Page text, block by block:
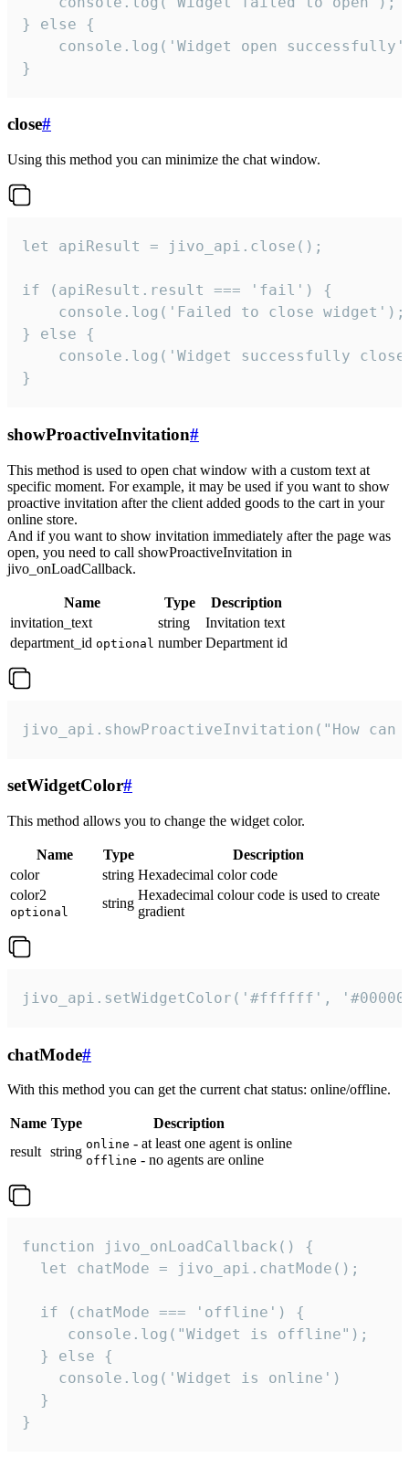
} else {
console.log('Widget open
}
close#
Using this method you can minimize the chat window.
let apiResult = jivo_api.close();
if (apiResult.result === 'fail') {
    console.log('Failed to close widget');
} else {
console.log('Widget successfully
}
showProactiveInvitation#
This method is used to open chat window with a custom text at
specific moment. For example, it may be used if you want to show
proactive invitation after the client added goods to the cart in your
online store.
And if you want to show invitation immediately after the page was
open, you need to call showProactiveInvitation in
jivo_onLoadCallback.
Name Type
Description
invitation_text
string
Invitation text
department_id optional number Department id
jivo_api.showProactiveInvitation("How
setWidgetColor#
This method allows you to change the widget color.
Name Type
Description
color
string Hexadecimal color code
color2
optional
string
Hexadecimal colour code is used to create
gradient
jivo_api.setWidgetColor('#ffffff',
chatMode#
With this method you can get the current chat status: online/offline.
Name Type
Description
result string online - at least one agent is online
offline - no agents are online
function jivo_onLoadCallback() {
  let chatMode = jivo_api.chatMode();
  if (chatMode === 'offline') {
     console.log("Widget is offline");
  } else {
    console.log('Widget is online')
  }
}